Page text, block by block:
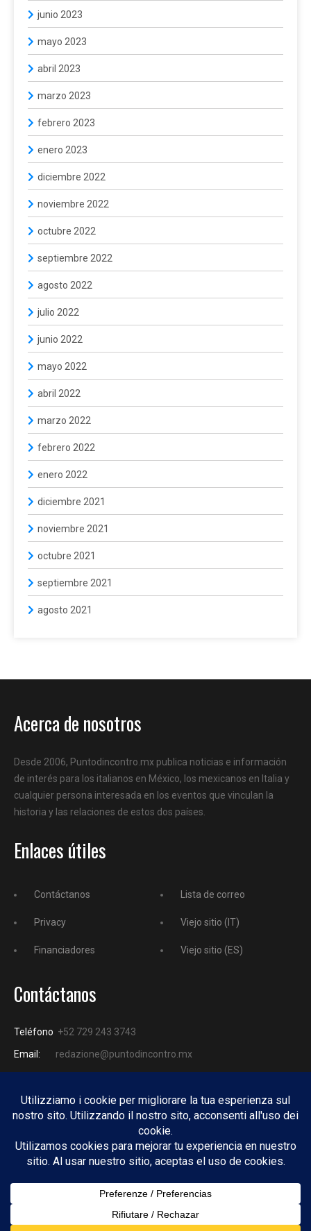
junio 2023
mayo 2023
abril 2023
marzo 2023
febrero 2023
enero 2023
diciembre 2022
noviembre 2022
octubre 2022
septiembre 2022
agosto 2022
julio 2022
junio 2022
mayo 2022
abril 2022
marzo 2022
febrero 2022
enero 2022
diciembre 2021
noviembre 2021
octubre 2021
septiembre 2021
agosto 2021
Acerca de nosotros
Desde 2006, Puntodincontro.mx publica noticias e información
de interés para los italianos en México, los mexicanos en Italia y
cualquier persona interesada en los eventos que vinculan la
historia y las relaciones de estos dos países.
Enlaces útiles
Contáctanos
Privacy
Financiadores
Lista de correo
Viejo sitio (IT)
Viejo sitio (ES)
Contáctanos
Teléfono +52 729 243 3743
Email:
redazione@puntodincontro.mx
PUNTODINCONTRO
Copyright © 2025 Puntodincontro